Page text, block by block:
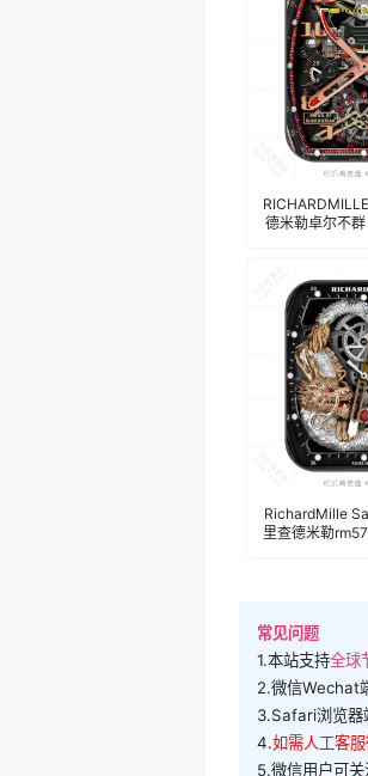
德米勒卓尔不
RichardMille Sapphire Dragon
里查德米勒
常见问题
1.本站支持全球
2.微信Wechat
3.Safari浏览器
4.如需人工客
5.微信用户可关